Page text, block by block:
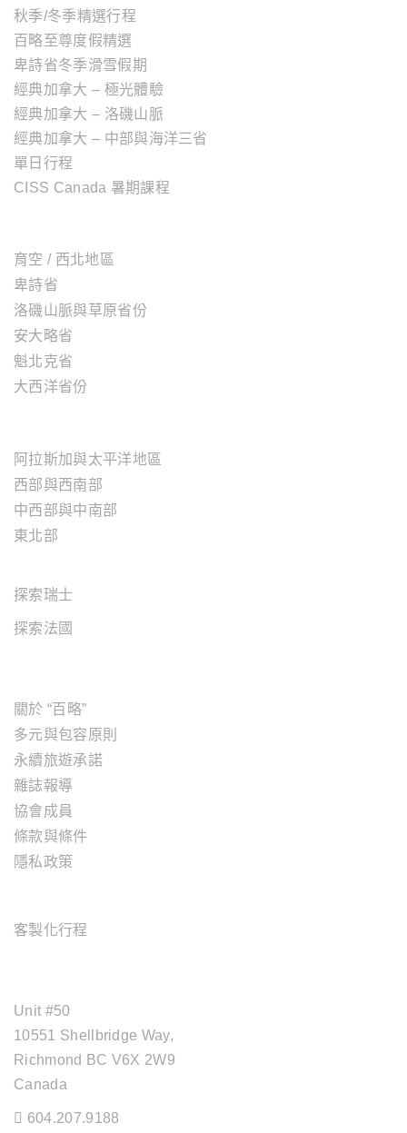
秋季/冬季精選行程
百略至尊度假精選
卑詩省冬季滑雪假期
經典加拿大 – 極光體驗
經典加拿大 – 洛磯山脈
經典加拿大 – 中部與海洋三省
單日行程
CISS Canada 暑期課程
育空 / 西北地區
卑詩省
洛磯山脈與草原省份
安大略省
魁北克省
大西洋省份
阿拉斯加與太平洋地區
西部與西南部
中西部與中南部
東北部
探索瑞士
探索法國
關於 “百略”
多元與包容原則
永續旅遊承諾
雜誌報導
協會成員
條款與條件
隱私政策
客製化行程
Unit #50
10551 Shellbridge Way,
Richmond BC V6X 2W9
Canada
604.207.9188